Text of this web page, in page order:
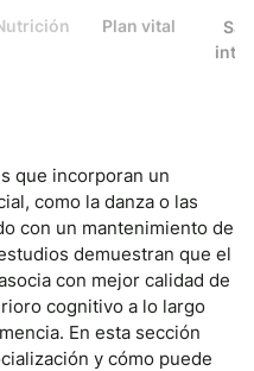
Plan vital
que incorporan un
como la danza o las
con un mantenimiento de
demuestran que el
con mejor calidad de
cognitivo a lo largo
En esta sección
y cómo puede